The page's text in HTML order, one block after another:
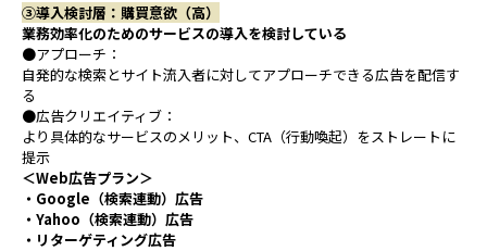
③導入検討層：購買意欲（高）
業務効率化のためのサービスの導入を検討している
●アプローチ：
自発的な検索とサイト流入者に対してアプローチできる広告を配信す
る
●広告クリエイティブ：
より具体的なサービスのメリット、CTA（行動喚起）をストレートに
提示
＜Web広告プラン＞
・Google（検索連動）広告
・Yahoo（検索連動）広告
・リターゲティング広告